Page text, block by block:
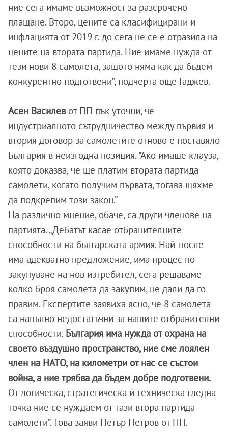
ние сега имаме възможност за разсрочено
плащане. Второ, цените са класифицирани и
инфлацията от 2019 г. до сега не се е отразила на
цените на втората партида. Ние имаме нужда от
тези нови 8 самолета, защото няма как да бъдем
конкурентно подготвени”, подчерта още Гаджев.
Асен Василевот ПП пък уточни, че
индустриалното сътрудничество между първия и
втория договор за самолетите отново е поставяло
България в неизгодна позиция. "Ако имаше клауза,
която доказва, че ще платим втората партида
самолети, когато получим първата, тогава щяхме
да подкрепим този закон.”
На различно мнение, обаче, са други членове на
партията. „Дебатът касае отбранителните
способности на българската армия. Най-после
има адекватно предложение, има процес по
закупуване на нов изтребител, сега решаваме
колко броя самолета да закупим, не дали да го
правим. Експертите заявиха ясно, че 8 самолета
са напълно недостатъчни за нашите отбранителни
способности. България има нужда от охрана на
своето въздушно пространство, ние сме лоялен
член на НАТО, на километри от нас се състои
война, а ние трябва да бъдем добре подготвени.
От логическа, стратегическа и техническа гледна
точка ние се нуждаем от тази втора партида
самолети”. Това заяви Петър Петров от ПП.